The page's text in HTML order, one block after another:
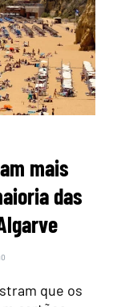
mais
das
que os